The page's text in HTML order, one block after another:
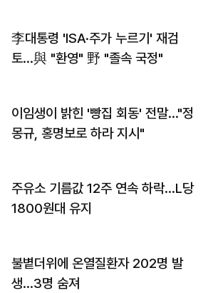
李대통령 'ISA·주가 누르기' 재검
토…與 "환영" 野 "졸속 국정"
이임생이 밝힌 '빵집 회동' 전말…"정
몽규, 홍명보로 하라 지시"
주유소 기름값 12주 연속 하락…L당
1800원대 유지
불볕더위에 온열질환자 202명 발
생…3명 숨져